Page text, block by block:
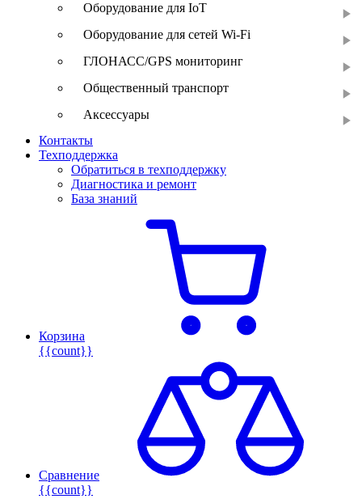
Оборудование для IoT
Оборудование для сетей Wi-Fi
ГЛОНАСС/GPS мониторинг
Общественный транспорт
Аксессуары
Контакты
Техподдержка
Обратиться в техподдержку
Диагностика и ремонт
База знаний
Корзина
{{count}}
Сравнение
{{count}}